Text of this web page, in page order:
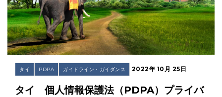
タイ PDPA ガイドライン・ガイダンス 2022年 10月 25日
タイ 個人情報保護法（PDPA）プライバ